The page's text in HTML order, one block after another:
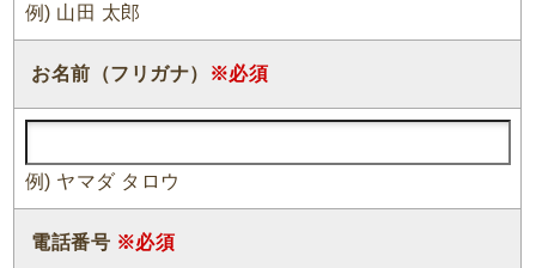
例) 山田 太郎
お名前（フリガナ） ※必須
例) ヤマダ タロウ
電話番号 ※必須